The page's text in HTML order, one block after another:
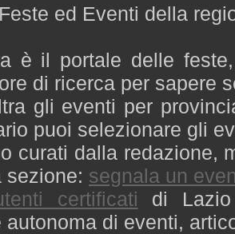
ed Eventi della
è il portale delle
di ricerca per sapere
gli eventi per
puoi selezionare gli
curati dalla redazione,
sezione: segnala un
certificati di
autonoma di eventi,